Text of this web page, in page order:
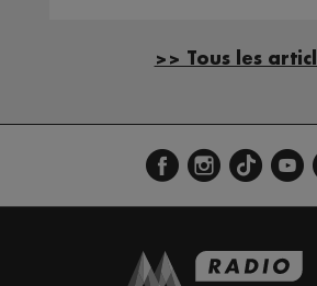
>> Tous les